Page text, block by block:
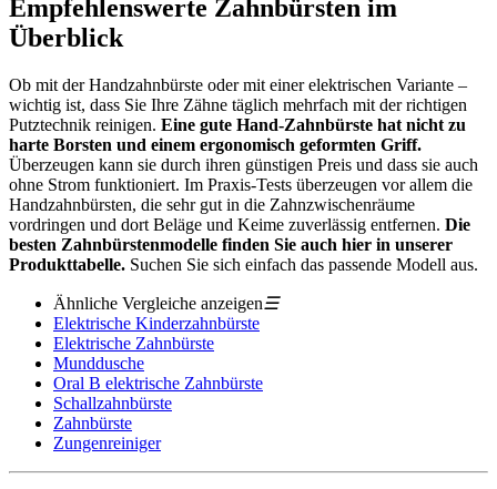
Empfehlenswerte Zahnbürsten im
Überblick
Ob mit der Handzahnbürste oder mit einer elektrischen Variante –
wichtig ist, dass Sie Ihre Zähne täglich mehrfach mit der richtigen
Putztechnik reinigen. Eine gute Hand-Zahnbürste hat nicht zu
harte Borsten und einem ergonomisch geformten Griff.
Überzeugen kann sie durch ihren günstigen Preis und dass sie auch
ohne Strom funktioniert. Im Praxis-Tests überzeugen vor allem die
Handzahnbürsten, die sehr gut in die Zahnzwischenräume
vordringen und dort Beläge und Keime zuverlässig entfernen. Die
besten Zahnbürstenmodelle finden Sie auch hier in unserer
Produkttabelle. Suchen Sie sich einfach das passende Modell aus.
Ähnliche Vergleiche anzeigen☰
Elektrische Kinderzahnbürste
Elektrische Zahnbürste
Munddusche
Oral B elektrische Zahnbürste
Schallzahnbürste
Zahnbürste
Zungenreiniger